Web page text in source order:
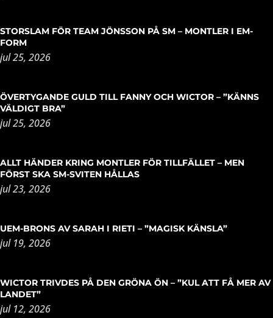
STORSLAM FÖR TEAM JÖNSSON PÅ SM – MONTLER I EM-
FORM
jul 25, 2026
ÖVERTYGANDE GULD TILL FANNY OCH WICTOR – ”KÄNNS
VÄLDIGT BRA”
jul 25, 2026
ALLT HÄNDER KRING MONTLER FÖR TILLFÄLLET – MEN
FÖRST SKA SM-SVITEN HÅLLAS
jul 23, 2026
UEM-BRONS AV SARAH I RIETI – ”MAGISK KÄNSLA”
jul 19, 2026
WICTOR TRIVDES PÅ DEN GRÖNA ÖN – ”KUL ATT FÅ MER AV
LANDET”
jul 12, 2026